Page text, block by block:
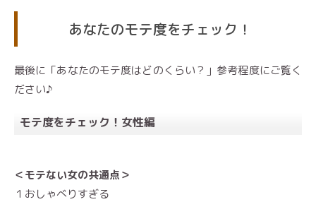
あなたのモテ度をチェック！
最後に「あなたのモテ度はどのくらい？」参考程度にご覧く
ださい♪
モテ度をチェック！女性編
＜モテない女の共通点＞
１おしゃべりすぎる